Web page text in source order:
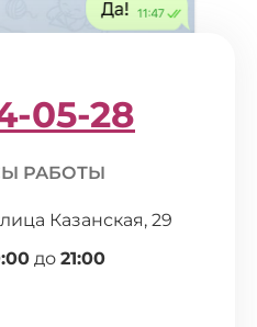
05-28
РАБОТЫ
Казанская, 29
до 21:00